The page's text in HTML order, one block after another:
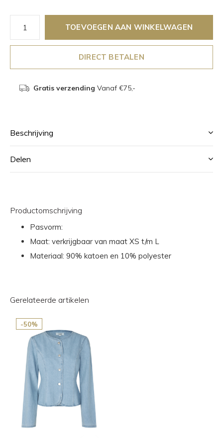
TOEVOEGEN AAN WINKELWAGEN
DIRECT BETALEN
Gratis verzending Vanaf €75,-
Beschrijving
Delen
Productomschrijving
Pasvorm:
Maat: verkrijgbaar van maat XS t/m L
Materiaal: 90% katoen en 10% polyester
Gerelateerde artikelen
-50%